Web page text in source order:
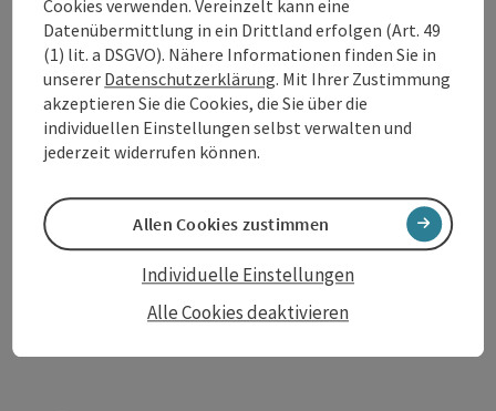
Öffnungszeiten
Anreise/Lage
Preise
Eignung
Barrierefreiheit
Cookies verwenden. Vereinzelt kann eine
Datenübermittlung in ein Drittland erfolgen (Art. 49
(1) lit. a DSGVO). Nähere Informationen finden Sie in
unserer Datenschutzerklärung. Mit Ihrer Zustimmung
akzeptieren Sie die Cookies, die Sie über die
individuellen Einstellungen selbst verwalten und
jederzeit widerrufen können.
Alle Cookies deaktivieren
Individuelle Einstellungen
Allen Cookies zustimmen